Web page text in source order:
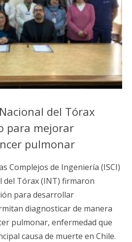
del Tórax
para mejorar
pulmonar
Complejos de Ingeniería (ISCI)
del Tórax (INT) firmaron
para desarrollar
diagnosticar de manera
pulmonar, enfermedad que
causa de muerte en Chile.